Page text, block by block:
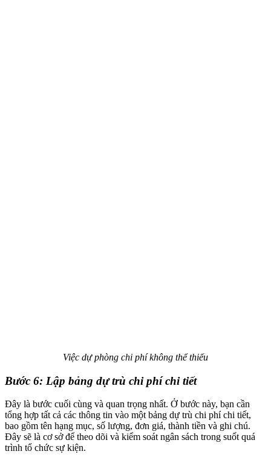
Việc dự phòng chi phí không thể thiếu
Bước 6: Lập bảng dự trù chi phí chi tiết
Đây là bước cuối cùng và quan trọng nhất. Ở bước này, bạn cần
tổng hợp tất cả các thông tin vào một bảng dự trù chi phí chi tiết,
bao gồm tên hạng mục, số lượng, đơn giá, thành tiền và ghi chú.
Đây sẽ là cơ sở để theo dõi và kiểm soát ngân sách trong suốt quá
trình tổ chức sự kiện.